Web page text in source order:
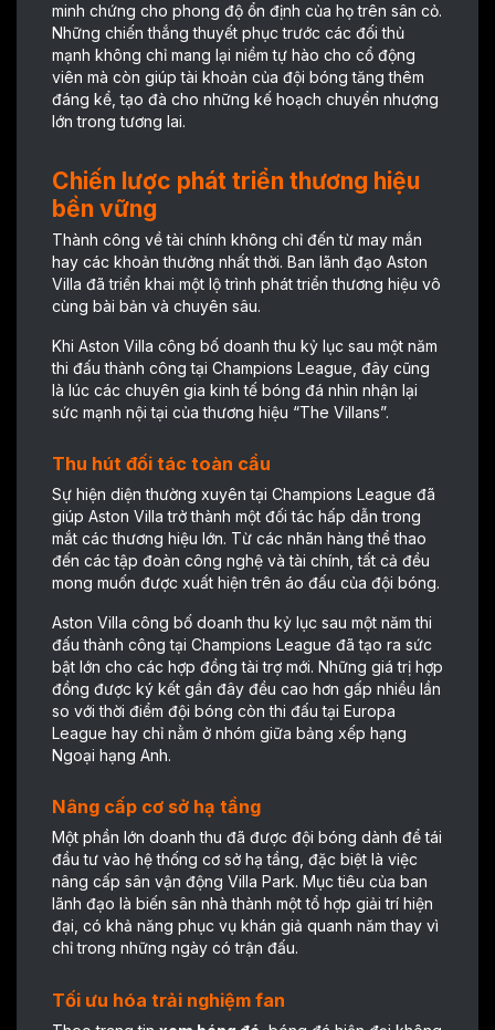
minh chứng cho phong độ ổn định của họ trên sân cỏ.
Những chiến thắng thuyết phục trước các đối thủ
mạnh không chỉ mang lại niềm tự hào cho cổ động
viên mà còn giúp tài khoản của đội bóng tăng thêm
đáng kể, tạo đà cho những kế hoạch chuyển nhượng
lớn trong tương lai.
Chiến lược phát triển thương hiệu
bền vững
Thành công về tài chính không chỉ đến từ may mắn
hay các khoản thưởng nhất thời. Ban lãnh đạo Aston
Villa đã triển khai một lộ trình phát triển thương hiệu vô
cùng bài bản và chuyên sâu.
Khi Aston Villa công bố doanh thu kỷ lục sau một năm
thi đấu thành công tại Champions League, đây cũng
là lúc các chuyên gia kinh tế bóng đá nhìn nhận lại
sức mạnh nội tại của thương hiệu “The Villans”.
Thu hút đối tác toàn cầu
Sự hiện diện thường xuyên tại Champions League đã
giúp Aston Villa trở thành một đối tác hấp dẫn trong
mắt các thương hiệu lớn. Từ các nhãn hàng thể thao
đến các tập đoàn công nghệ và tài chính, tất cả đều
mong muốn được xuất hiện trên áo đấu của đội bóng.
Aston Villa công bố doanh thu kỷ lục sau một năm thi
đấu thành công tại Champions League đã tạo ra sức
bật lớn cho các hợp đồng tài trợ mới. Những giá trị hợp
đồng được ký kết gần đây đều cao hơn gấp nhiều lần
so với thời điểm đội bóng còn thi đấu tại Europa
League hay chỉ nằm ở nhóm giữa bảng xếp hạng
Ngoại hạng Anh.
Nâng cấp cơ sở hạ tầng
Một phần lớn doanh thu đã được đội bóng dành để tái
đầu tư vào hệ thống cơ sở hạ tầng, đặc biệt là việc
nâng cấp sân vận động Villa Park. Mục tiêu của ban
lãnh đạo là biến sân nhà thành một tổ hợp giải trí hiện
đại, có khả năng phục vụ khán giả quanh năm thay vì
chỉ trong những ngày có trận đấu.
Tối ưu hóa trải nghiệm fan